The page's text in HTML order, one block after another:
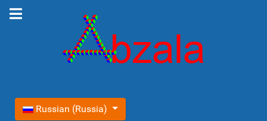
Выберите язык
Russian (Russia)